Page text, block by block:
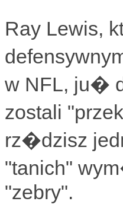
Ray Lewis,
w NFL, ju�
zostali
rz�dzisz
"tanich"
"zebry".